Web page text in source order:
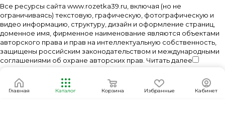
Все ресурсы сайта www.rozetka39.ru, включая (но не
ограничиваясь) текстовую, графическую, фотографическую и
видео информацию, структуру, дизайн и оформление страниц,
доменное имя, фирменное наименование являются объектами
авторского права и прав на интеллектуальную собственность,
защищены российским законодательством и международными
соглашениями об охране авторских прав. Читать далее
Главная Каталог Корзина Избранные Кабинет